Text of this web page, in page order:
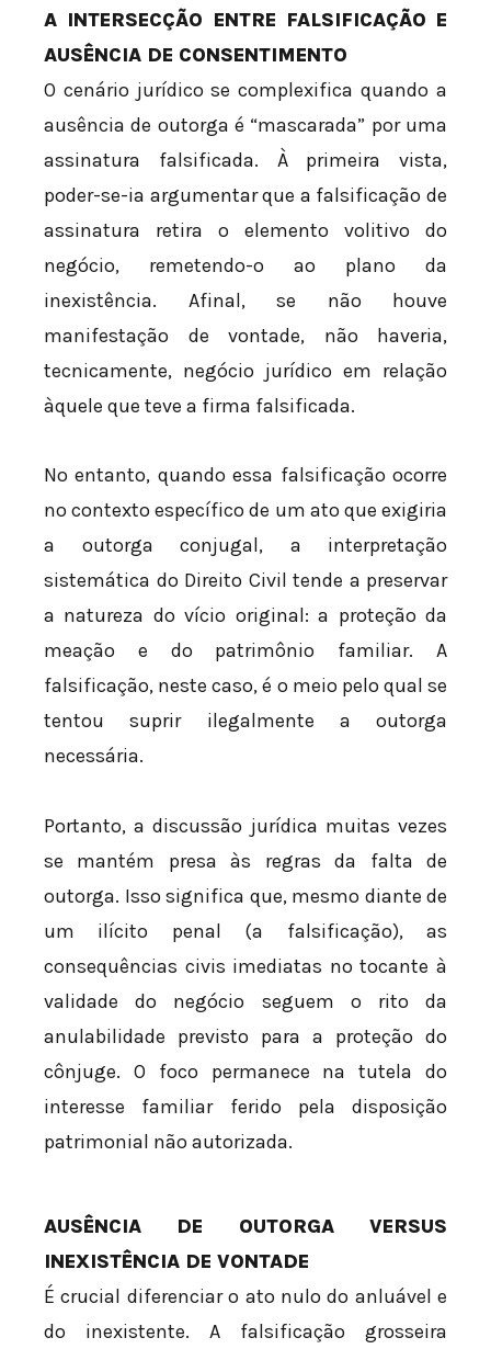
A INTERSECÇÃO ENTRE FALSIFICAÇÃO E
AUSÊNCIA DE CONSENTIMENTO
O cenário jurídico se complexifica quando a
ausência de outorga é “mascarada” por uma
assinatura falsificada. À primeira vista,
poder-se-ia argumentar que a falsificação de
assinatura retira o elemento volitivo do
negócio, remetendo-o ao plano da
inexistência. Afinal, se não houve
manifestação de vontade, não haveria,
tecnicamente, negócio jurídico em relação
àquele que teve a firma falsificada.
No entanto, quando essa falsificação ocorre
no contexto específico de um ato que exigiria
a outorga conjugal, a interpretação
sistemática do Direito Civil tende a preservar
a natureza do vício original: a proteção da
meação e do patrimônio familiar. A
falsificação, neste caso, é o meio pelo qual se
tentou suprir ilegalmente a outorga
necessária.
Portanto, a discussão jurídica muitas vezes
se mantém presa às regras da falta de
outorga. Isso significa que, mesmo diante de
um ilícito penal (a falsificação), as
consequências civis imediatas no tocante à
validade do negócio seguem o rito da
anulabilidade previsto para a proteção do
cônjuge. O foco permanece na tutela do
interesse familiar ferido pela disposição
patrimonial não autorizada.
AUSÊNCIA DE OUTORGA VERSUS
INEXISTÊNCIA DE VONTADE
É crucial diferenciar o ato nulo do anluável e
do inexistente. A falsificação grosseira